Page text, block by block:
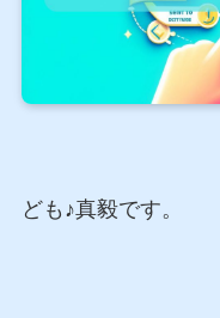
ども♪真毅です。